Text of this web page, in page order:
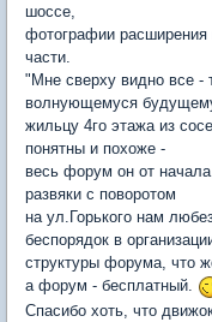
шоссе,
фотографии
части.
"Мне сверху видно все -
волнующемуся
жильцу 4го этажа из
понятны и похоже -
весь форум он от
развяки с поворотом
на ул.Горького нам
беспорядок в
структуры форума, что
а форум - бесплатный.
Спасибо хоть, что